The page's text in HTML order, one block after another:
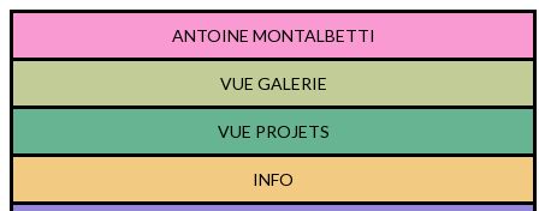
ANTOINE MONTALBETTI
VUE GALERIE
VUE PROJETS
INFO